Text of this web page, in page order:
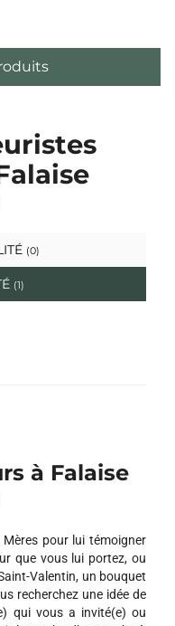
(0)
(1)
à Falaise
pour lui témoigner
que vous lui portez, ou
Valentin, un bouquet
recherchez une idée de
qui vous a invité(e) ou